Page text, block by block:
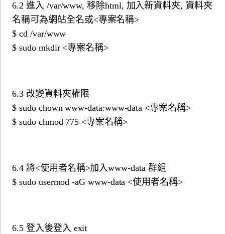
6.2 進入 /var/www, 移除html, 加入新資料夾, 資料夾
名稱可為網站全名或<專案名稱>
$ cd /var/www
$ sudo mkdir <專案名稱>
6.3 改變資料夾權限
$ sudo chown www-data:www-data <專案名稱>
$ sudo chmod 775 <專案名稱>
6.4 將<使用者名稱>加入www-data 群組
$ sudo usermod -aG www-data <使用者名稱>
6.5 登入後登入 exit